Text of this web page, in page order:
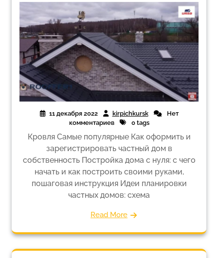
11 декабря 2022 kirpichkursk
Нет
комментариев
0 tags
Кровля Самые популярные Как оформить и
зарегистрировать частный дом в
собственность Постройка дома с нуля: с чего
начать и как построить своими руками,
пошаговая инструкция Идеи планировки
частных домов: схема
Read More